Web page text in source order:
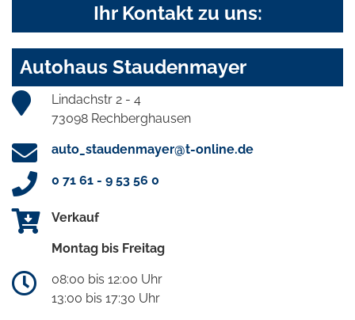
Ihr Kontakt zu uns:
Autohaus Staudenmayer
Lindachstr 2 - 4
73098 Rechberghausen
auto_staudenmayer@t-online.de
0 71 61 - 9 53 56 0
Verkauf
Montag bis Freitag
08:00 bis 12:00 Uhr
13:00 bis 17:30 Uhr